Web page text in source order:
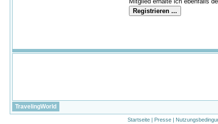
TravelingWorld
Startseite | Presse |